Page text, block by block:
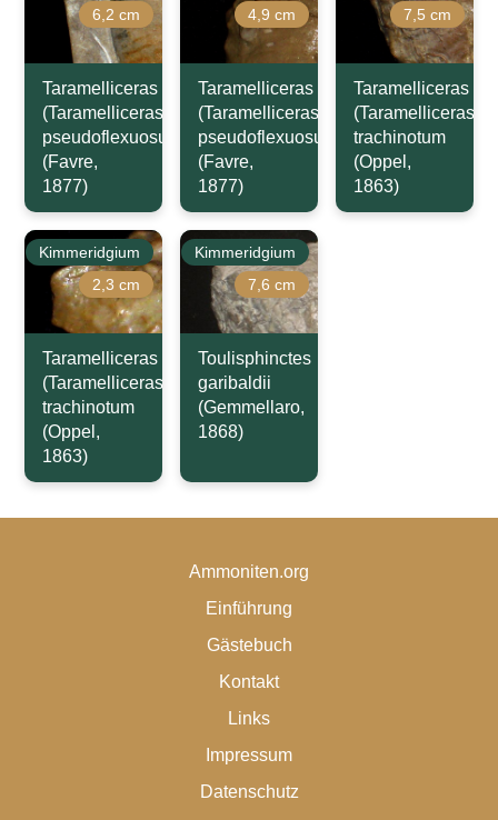
6,2 cm
Taramelliceras
(Taramelliceras)
pseudoflexuosum
(Favre,
1877)
4,9 cm
Taramelliceras
(Taramelliceras)
pseudoflexuosum
(Favre,
1877)
7,5 cm
Taramelliceras
(Taramelliceras)
trachinotum
(Oppel,
1863)
Kimmeridgium
2,3 cm
Taramelliceras
(Taramelliceras)
trachinotum
(Oppel,
1863)
Kimmeridgium
7,6 cm
Toulisphinctes
garibaldii
(Gemmellaro,
1868)
Ammoniten.org
Einführung
Gästebuch
Kontakt
Links
Impressum
Datenschutz